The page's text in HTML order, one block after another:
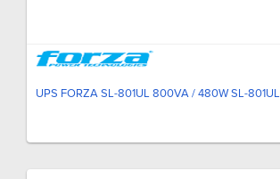
UPS FORZA SL-801UL 800VA / 480W SL-801UL